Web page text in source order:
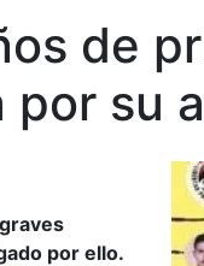
de
por su
por ello.